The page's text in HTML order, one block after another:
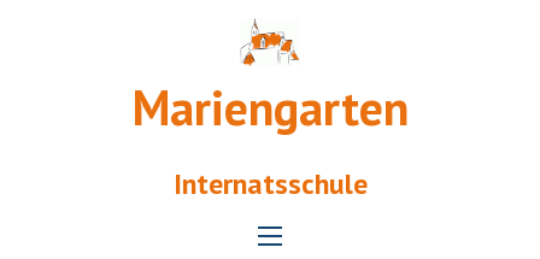
Mariengarten
Internatsschule